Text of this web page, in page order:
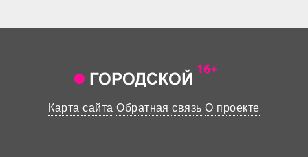
Карта сайта Обратная связь О проекте